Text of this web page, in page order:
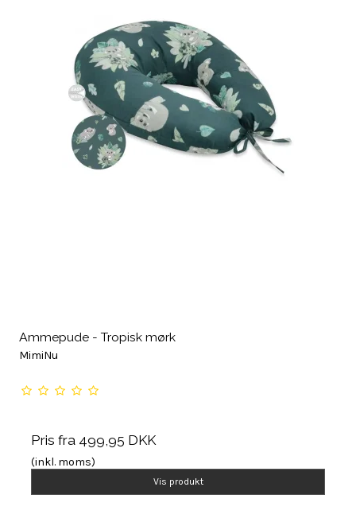
Ammepude - Tropisk mørk
MimiNu
Pris fra 499,95 DKK
(inkl. moms)
Vis produkt